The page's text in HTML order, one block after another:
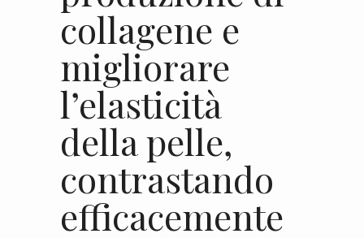
collagene e
migliorare
l’elasticità
della pelle,
contrastando
efficacemente